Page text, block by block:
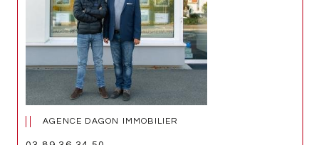
AGENCE DAGON IMMOBILIER